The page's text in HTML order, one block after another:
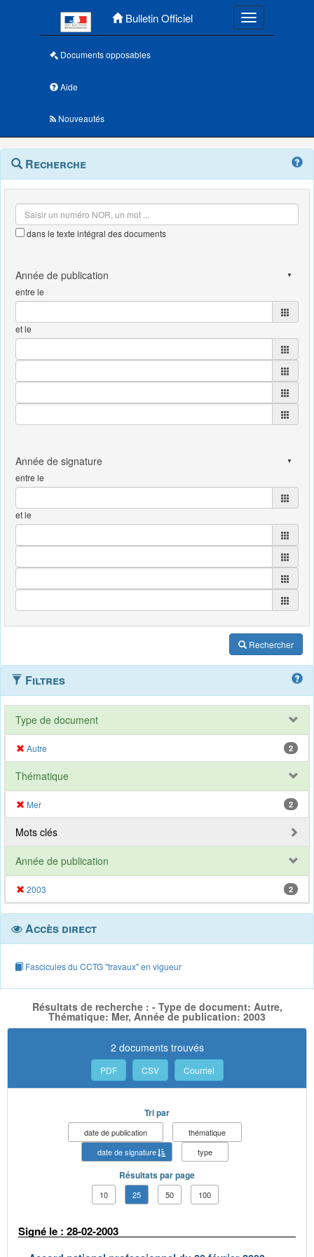
Bulletin Officiel Toggle
Documents opposables
Aide
Nouveautés
Navigation
outils
Menu
contextuel
Recherche
dans le texte intégral des documents
entre le
et le
entre le
et le
Rechercher
Filtres
Type de document
Autre 2
Thématique
Mer 2
Mots clés
Année de publication
2003 2
Accès direct
Fascicules du CCTG "travaux" en vigueur
Résultats de recherche : - Type de document: Autre,
Thématique: Mer, Année de publication: 2003
2 documents trouvés
PDF CSV Courriel
Tri par
date de publication
thématique
date de signature
type
Résultats par page
10 25 50 100
Signé le : 28-02-2003